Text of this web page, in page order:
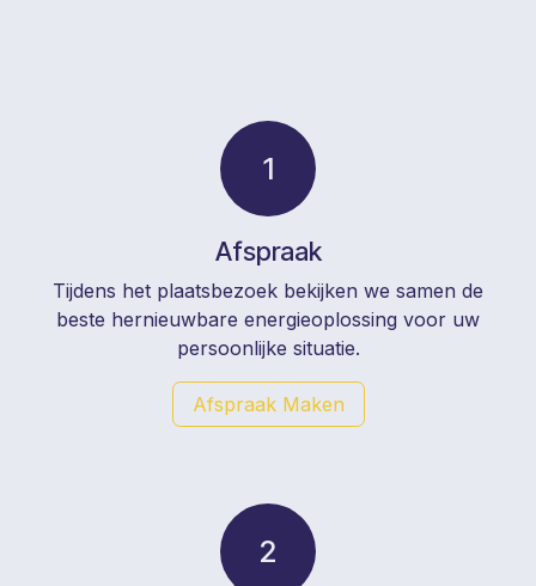
1
Afspraak
Tijdens het plaatsbezoek bekijken we samen de
beste hernieuwbare energieoplossing voor uw
persoonlijke situatie.
Afspraak Maken
2